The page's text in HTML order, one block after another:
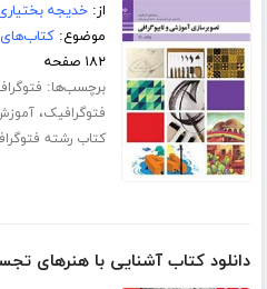
از:خدیجه
موضوع:
۱۸۲ صفحه
برچسب‌ها:
فتوگرافیک،
کتاب رشته
دانلود کتاب آشنایی با هنرهای